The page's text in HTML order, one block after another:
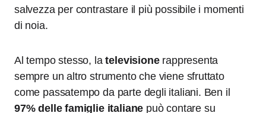
salvezza per contrastare il più possibile i momenti
di noia.
Al tempo stesso, latelevisionerappresenta
sempre un altro strumento che viene sfruttato
come passatempo da parte degli italiani. Ben il
97% delle famiglie italiane può contare su